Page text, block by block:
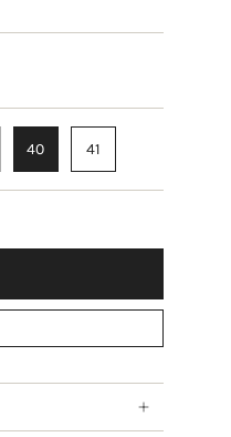
40 41